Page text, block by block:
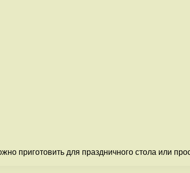
приготовить для праздничного стола или